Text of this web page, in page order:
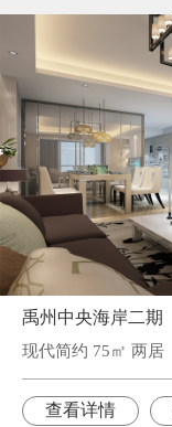
禹州中央海岸二期
现代简约 75㎡ 两居
查看详情